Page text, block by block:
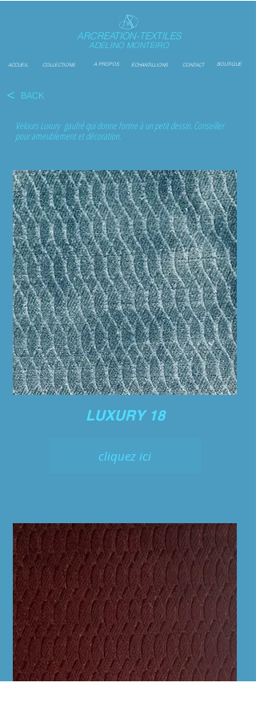
ARCREATION-TEXTILES
ADELINO MONTEIRO
ACCUEIL COLLECTIONS A PROPOS ÉCHANTILLIONS CONTACT BOUTIQUE
< BACK
Velours Luxury gaufré qui donne forme à un petit dessin. Conseiller
pour ameublement et décoration.
LUXURY 18
cliquez ici